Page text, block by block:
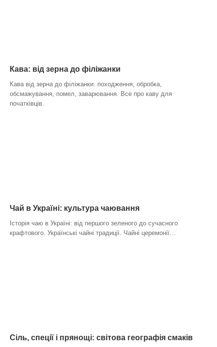
Кава: від зерна до філіжанки
Кава від зерна до філіжанки: походження, обробка,
обсмажування, помел, заварювання. Все про каву для
початківців.
Чай в Україні: культура чаювання
Історія чаю в Україні: від першого зеленого до сучасного
крафтового. Українські чайні традиції. Чайні церемонії…
Сіль, спеції і прянощі: світова географія смаків